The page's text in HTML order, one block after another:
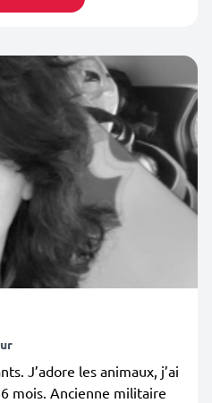
J’adore les animaux, j’ai
mois. Ancienne militaire